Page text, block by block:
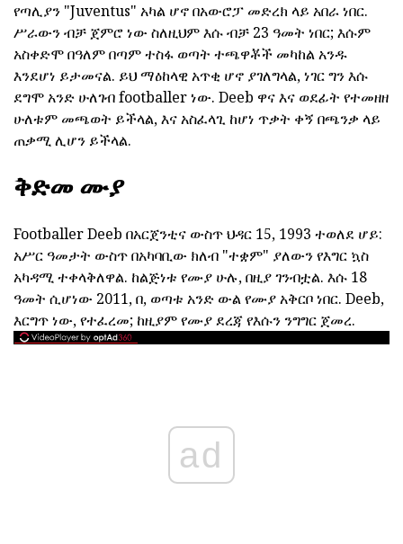
የጣሊያን "Juventus" አካል ሆኖ በአውሮፓ መድረክ ላይ አበራ ነበር.
ሥራውን ብቻ ጀምሮ ነው ስለዚህም እሱ ብቻ 23 ዓመት ነበር; እሱም
አስቀድሞ በዓለም በጣም ተስፋ ወጣት ተጫዋቾች መካከል አንዱ
እንደሆነ ይታመናል. ይህ ማዕከላዊ አጥቂ ሆኖ ያገለግላል, ነገር ግን እሱ
ደግሞ አንድ ሁለገብ footballer ነው. Deeb ዋና እና ወደፊት የተመዘዘ
ሁለቱም መጫወት ይችላል, እና አስፈላጊ ከሆነ ጥቃት ቀኝ በጫንቃ ላይ
ጠቃሚ ሊሆን ይችላል.
ቅድመ ሙያ
Footballer Deeb በአርጀንቲና ውስጥ ህዳር 15, 1993 ተወለደ ሆይ:
አሥር ዓመታት ውስጥ በአካባቢው ክለብ "ተቋም" ያለውን የእግር ኳስ
አካዳሚ ተቀላቅለዋል. ከልጅነቱ የሙያ ሁሉ, በዚያ ገንብቷል. እሱ 18
ዓመት ሲሆነው 2011, በ, ወጣቱ አንድ ውል የሙያ አቅርቦ ነበር. Deeb,
እርግጥ ነው, የተፈረመ; ከዚያም የሙያ ደረጃ የእሱን ንግግር ጀመረ.
ad